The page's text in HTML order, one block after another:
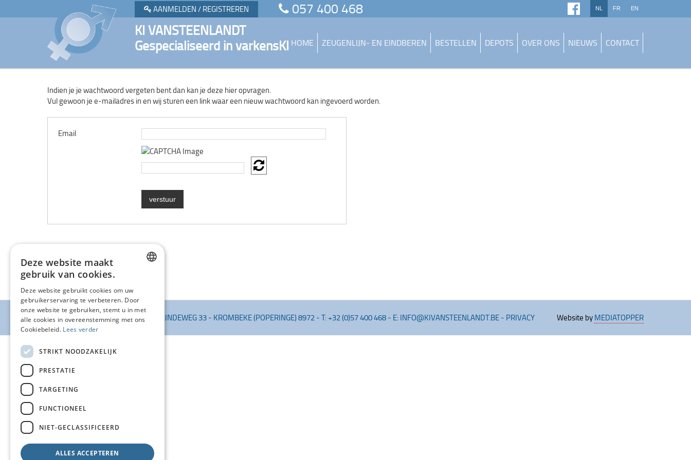
NL FR EN
AANMELDEN / REGISTREREN
057 400 468
KI VANSTEENLANDT
Gespecialiseerd in varkensKI HOME ZEUGENLIJN- EN EINDBEREN BESTELLEN DEPOTS OVER ONS NIEUWS CONTACT
Indien je je wachtwoord vergeten bent dan kan je deze hier opvragen.
Vul gewoon je e-mailadres in en wij sturen een link waar een nieuw wachtwoord kan ingevoerd worden.
Email
© KI VANSTEENLANDT BV-BANKELINDEWEG 33- KROMBEKE (POPERINGE) 8972-T: +32 (0)57 400 468- E: INFO@KIVANSTEENLANDT.BE- PRIVACY Website byMEDIATOPPER
FRENCH
ENGLISH
Deze website maakt
gebruik van cookies.
Deze website gebruikt cookies om uw
gebruikerservaring te verbeteren. Door
onze website te gebruiken, stemt u in met
alle cookies in overeenstemming met ons
Cookiebeleid. Lees verder
STRIKT NOODZAKELIJK
PRESTATIE
TARGETING
FUNCTIONEEL
NIET-GECLASSIFICEERD
ALLES ACCEPTEREN